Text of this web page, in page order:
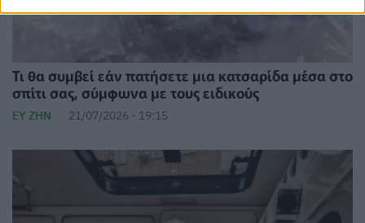
Τι θα συμβεί εάν πατήσετε μια κατσαρίδα μέσα στο
σπίτι σας, σύμφωνα με τους ειδικούς
ΕΥ ΖΗΝ 21/07/2026 - 19:15